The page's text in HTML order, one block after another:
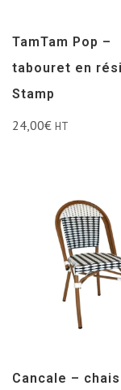
TamTam Pop –
tabouret en
Stamp
24,00€ HT
Cancale –